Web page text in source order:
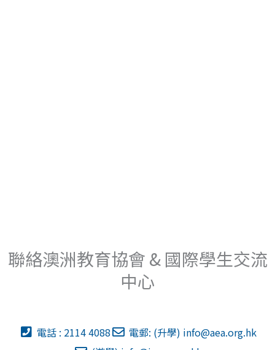
聯絡澳洲教育協會 & 國際學生交流
中心
電話 : 2114 4088 電郵: (升學) info@aea.org.hk